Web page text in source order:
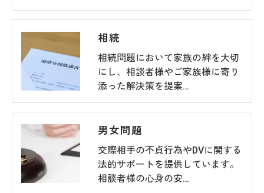
相続
相続問題において家族の絆を大切
にし、相談者様やご家族様に寄り
添った解決策を提案…
男女問題
交際相手の不貞行為やDVに関する
法的サポートを提供しています。
相談者様の心身の安…